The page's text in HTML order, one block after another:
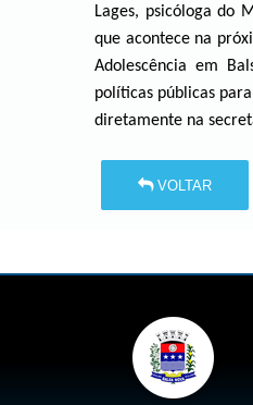
Lages, psicóloga do
que acontece na
Adolescência em
políticas públicas
diretamente na
VOLTAR